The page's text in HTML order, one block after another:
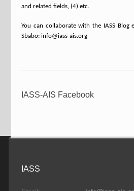
and related fields, (4) etc.
You can collaborate with the IASS Blog
Sbabo: info@iass-ais.org
IASS-AIS Facebook
IASS